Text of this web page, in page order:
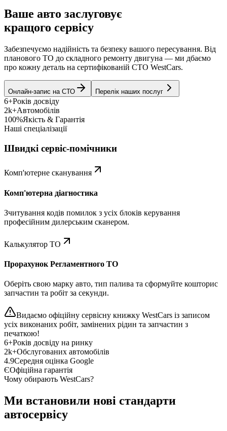
Ваше авто заслуговує
кращого сервісу
Забезпечуємо надійність та безпеку вашого пересування. Від
планового ТО до складного ремонту двигуна — ми дбаємо
про кожну деталь на сертифікованій СТО WestCars.
Онлайн-запис на СТО Перелік наших послуг
6+Років досвіду
2k+Автомобілів
100%Якість & Гарантія
Наші спеціалізації
Швидкі сервіс-помічники
Комп'ютерне сканування
Комп'ютерна діагностика
Зчитування кодів помилок з усіх блоків керування
професійним дилерським сканером.
Калькулятор ТО
Прорахунок Регламентного ТО
Оберіть свою марку авто, тип палива та сформуйте кошторис
запчастин та робіт за секунди.
Видаємо офіційну сервісну книжку WestCars із записом
усіх виконаних робіт, замінених рідин та запчастин з
печаткою!
6+Років досвіду на ринку
2k+Обслугованих автомобілів
4.9Середня оцінка Google
ЄОфіційна гарантія
Чому обирають WestCars?
Ми встановили нові стандарти
автосервісу